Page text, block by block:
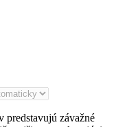
predstavujú závažné